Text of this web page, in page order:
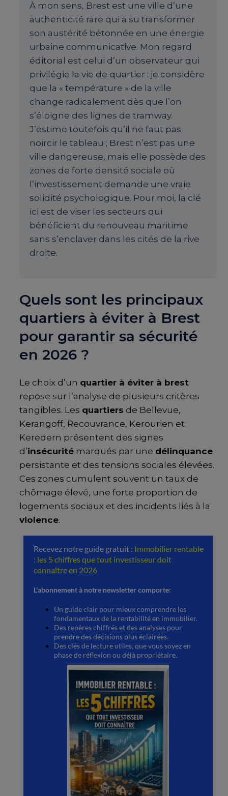
À mon sens, Brest est une ville d’une
authenticité rare qui a su transformer
son austérité bétonnée en une énergie
urbaine communicative. Mon regard
éditorial est celui d’un observateur qui
privilégie la vie de quartier : je considère
que la « température » de la ville
change radicalement dès que l’on
s’éloigne des lignes de tramway.
J’estime toutefois qu’il ne faut pas
noircir le tableau ; Brest n’est pas une
ville dangereuse, mais elle possède des
zones de forte densité sociale où
l’investissement demande une vraie
solidité psychologique. Pour moi, la clé
ici est de viser les secteurs qui
bénéficient du renouveau maritime
sans s’enclaver dans les cités de la rive
droite.
Quels sont les principaux
quartiers à éviter à Brest
pour garantir sa sécurité
en 2026 ?
Le choix d’un quartier à éviter à brest
repose sur l’analyse de plusieurs critères
tangibles. Les quartiers de Bellevue,
Kerangoff, Recouvrance, Kerourien et
Keredern présentent des signes
d’insécurité marqués par une délinquance
persistante et des tensions sociales élevées.
Ces zones cumulent souvent un taux de
chômage élevé, une forte proportion de
logements sociaux et des incidents liés à la
violence.